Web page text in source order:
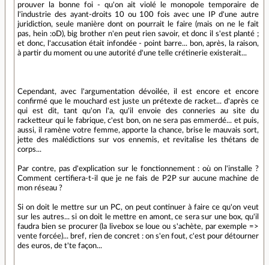
prouver la bonne foi - qu'on ait violé le monopole temporaire de
l'industrie des ayant-droits 10 ou 100 fois avec une IP d'une autre
juridiction, seule manière dont on pourrait le faire (mais on ne le fait
pas, hein :oD), big brother n'en peut rien savoir, et donc il s'est planté ;
et donc, l'accusation était infondée - point barre... bon, après, la raison,
à partir du moment ou une autorité d'une telle crétinerie existerait...
Cependant, avec l'argumentation dévoilée, il est encore et encore
confirmé que le mouchard est juste un prétexte de racket... d'après ce
qui est dit, tant qu'on l'a, qu'il envoie des conneries au site du
racketteur qui le fabrique, c'est bon, on ne sera pas emmerdé... et puis,
aussi, il ramène votre femme, apporte la chance, brise le mauvais sort,
jette des malédictions sur vos ennemis, et revitalise les thétans de
corps...
Par contre, pas d'explication sur le fonctionnement : où on l'installe ?
Comment certifiera-t-il que je ne fais de P2P sur aucune machine de
mon réseau ?
Si on doit le mettre sur un PC, on peut continuer à faire ce qu'on veut
sur les autres... si on doit le mettre en amont, ce sera sur une box, qu'il
faudra bien se procurer (la livebox se loue ou s'achète, par exemple =>
vente forcée)... bref, rien de concret : on s'en fout, c'est pour détourner
des euros, de t'te façon...